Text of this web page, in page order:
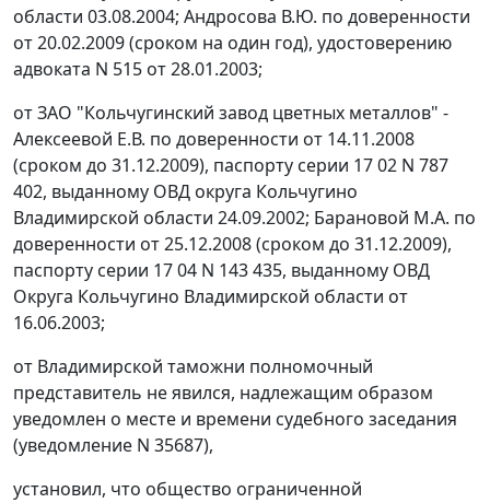
области 03.08.2004; Андросова В.Ю. по доверенности
от 20.02.2009 (сроком на один год), удостоверению
адвоката N 515 от 28.01.2003;
от ЗАО "Кольчугинский завод цветных металлов" -
Алексеевой Е.В. по доверенности от 14.11.2008
(сроком до 31.12.2009), паспорту серии 17 02 N 787
402, выданному ОВД округа Кольчугино
Владимирской области 24.09.2002; Барановой М.А. по
доверенности от 25.12.2008 (сроком до 31.12.2009),
паспорту серии 17 04 N 143 435, выданному ОВД
Округа Кольчугино Владимирской области от
16.06.2003;
от Владимирской таможни полномочный
представитель не явился, надлежащим образом
уведомлен о месте и времени судебного заседания
(уведомление N 35687),
установил, что общество ограниченной